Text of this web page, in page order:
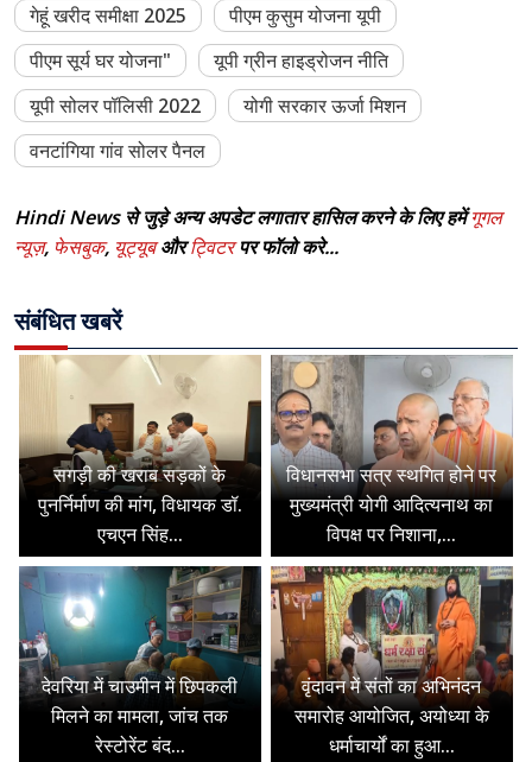
गेहूं खरीद समीक्षा 2025
पीएम कुसुम योजना यूपी
पीएम सूर्य घर योजना"
यूपी ग्रीन हाइड्रोजन नीति
यूपी सोलर पॉलिसी 2022
योगी सरकार ऊर्जा मिशन
वनटांगिया गांव सोलर पैनल
Hindi News से जुड़े अन्य अपडेट लगातार हासिल करने के लिए हमेंगूगल
न्यूज़, फेसबुक, यूट्यूबऔरट्विटरपर फॉलो करे...
संबंधित खबरें
सगड़ी की खराब सड़कों के
पुनर्निर्माण की मांग, विधायक डॉ.
एचएन सिंह...
विधानसभा सत्र स्थगित होने पर
मुख्यमंत्री योगी आदित्यनाथ का
विपक्ष पर निशाना,...
देवरिया में चाउमीन में छिपकली
मिलने का मामला, जांच तक
रेस्टोरेंट बंद...
वृंदावन में संतों का अभिनंदन
समारोह आयोजित, अयोध्या के
धर्माचार्यों का हुआ...